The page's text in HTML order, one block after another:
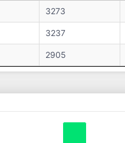
Datorii
3273
3237
2905